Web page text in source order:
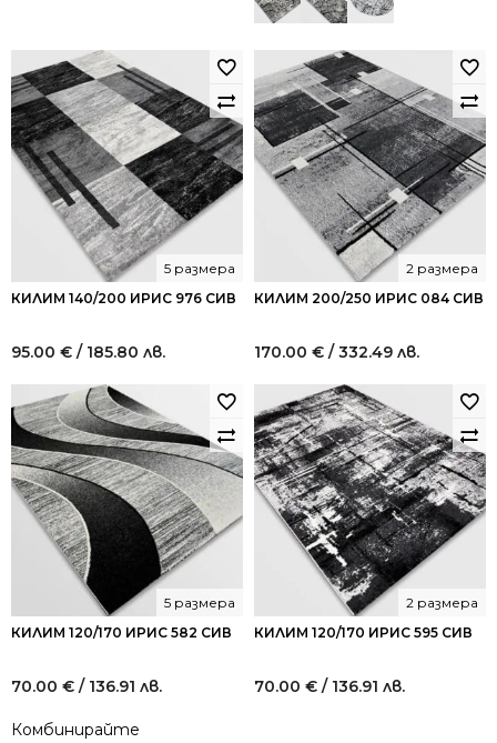
КИЛИМ 140/200 ИРИС 976 СИВ
5 размера
95.00 € / 185.80 лв.
КИЛИМ 200/250 ИРИС 084 СИВ
2 размера
170.00 € / 332.49 лв.
КИЛИМ 120/170 ИРИС 582 СИВ
5 размера
70.00 € / 136.91 лв.
Комбинирайте
КИЛИМ 120/170 ИРИС 595 СИВ
2 размера
70.00 € / 136.91 лв.